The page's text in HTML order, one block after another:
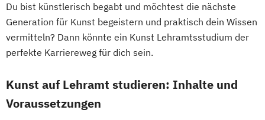
Du bist künstlerisch begabt und möchtest die nächste
Generation für Kunst begeistern und praktisch dein Wissen
vermitteln? Dann könnte ein Kunst Lehramtsstudium der
perfekte Karriereweg für dich sein.
Kunst auf Lehramt studieren: Inhalte und
Voraussetzungen